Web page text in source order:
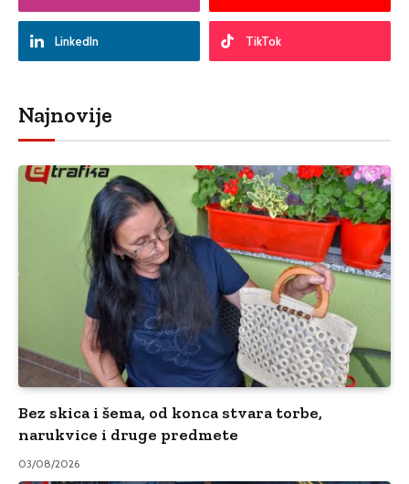
LinkedIn TikTok
Najnovije
Bez skica i šema, od konca stvara torbe,
narukvice i druge predmete
03/08/2026